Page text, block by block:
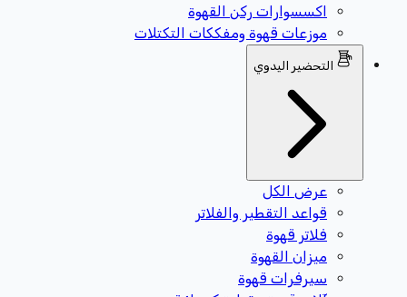
اكسسوارات ركن القهوة
موزعات قهوة ومفككات التكتلات
التحضير اليدوي
عرض الكل
قواعد التقطير والفلاتر
فلاتر قهوة
ميزان القهوة
سيرفرات قهوة